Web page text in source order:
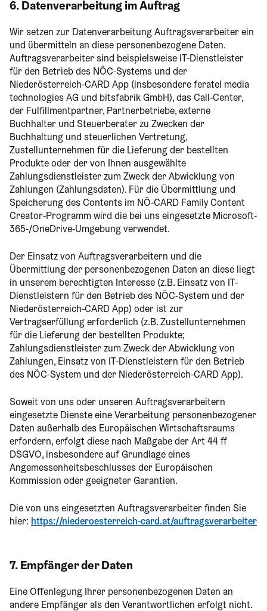
6. Datenverarbeitung im Auftrag
Wir setzen zur Datenverarbeitung Auftragsverarbeiter ein
und übermitteln an diese personenbezogene Daten.
Auftragsverarbeiter sind beispielsweise IT-Dienstleister
für den Betrieb des NÖC-Systems und der
Niederösterreich-CARD App (insbesondere feratel media
technologies AG und bitsfabrik GmbH), das Call-Center,
der Fulfillmentpartner, Partnerbetriebe, externe
Buchhalter und Steuerberater zu Zwecken der
Buchhaltung und steuerlichen Vertretung,
Zustellunternehmen für die Lieferung der bestellten
Produkte oder der von Ihnen ausgewählte
Zahlungsdienstleister zum Zweck der Abwicklung von
Zahlungen (Zahlungsdaten). Für die Übermittlung und
Speicherung des Contents im NÖ-CARD Family Content
Creator-Programm wird die bei uns eingesetzte Microsoft-
365-/OneDrive-Umgebung verwendet.
Der Einsatz von Auftragsverarbeitern und die
Übermittlung der personenbezogenen Daten an diese liegt
in unserem berechtigten Interesse (z.B. Einsatz von IT-
Dienstleistern für den Betrieb des NÖC-System und der
Niederösterreich-CARD App) oder ist zur
Vertragserfüllung erforderlich (z.B. Zustellunternehmen
für die Lieferung der bestellten Produkte;
Zahlungsdienstleister zum Zweck der Abwicklung von
Zahlungen, Einsatz von IT-Dienstleistern für den Betrieb
des NÖC-System und der Niederösterreich-CARD App).
Soweit von uns oder unseren Auftragsverarbeitern
eingesetzte Dienste eine Verarbeitung personenbezogener
Daten außerhalb des Europäischen Wirtschaftsraums
erfordern, erfolgt diese nach Maßgabe der Art 44 ff
DSGVO, insbesondere auf Grundlage eines
Angemessenheitsbeschlusses der Europäischen
Kommission oder geeigneter Garantien.
Die von uns eingesetzten Auftragsverarbeiter finden Sie
hier: https://niederoesterreich-card.at/auftragsverarbeiter
7. Empfänger der Daten
Eine Offenlegung Ihrer personenbezogenen Daten an
andere Empfänger als den Verantwortlichen erfolgt nicht.